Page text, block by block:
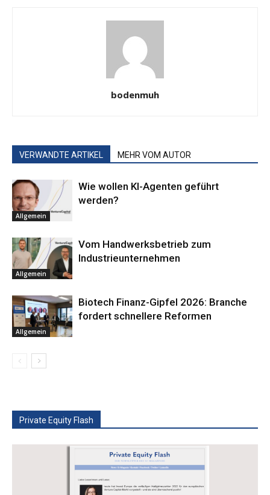
bodenmuh
VERWANDTE ARTIKEL MEHR VOM AUTOR
Allgemein
Wie wollen KI-Agenten geführt
werden?
Allgemein
Vom Handwerksbetrieb zum
Industrieunternehmen
Allgemein
Biotech Finanz-Gipfel 2026: Branche
fordert schnellere Reformen
Private Equity Flash